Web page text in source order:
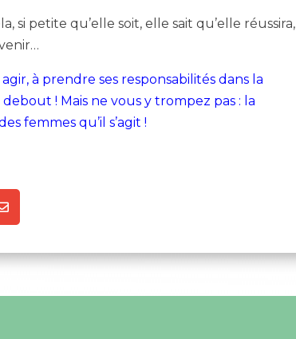
si petite qu’elle soit, elle sait qu’elle réussira,
à prendre ses responsabilités dans la
! Mais ne vous y trompez pas : la
femmes qu’il s’agit !